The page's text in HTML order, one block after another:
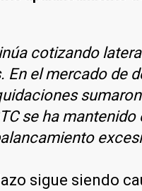
cotizando
el mercado de
se ha
sigue siendo